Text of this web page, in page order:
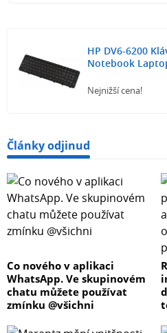
HP DV6-6200
Notebook
Nejnižší cena!
Články odjinud
Co nového v aplikaci
WhatsApp. Ve skupinovém
chatu můžete používat
zmínku @všichni